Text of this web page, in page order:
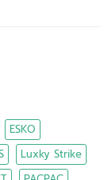
ESKO
Luxky Strike